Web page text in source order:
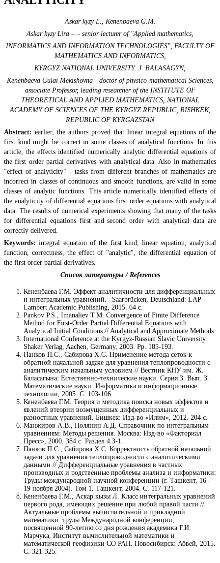
Askar kyzy L., Kenenbaeva G.M.
Askar kyzy Lira – – senior lecturer of "Applied mathematics,
INFORMATICS AND INFORMATION TECHNOLOGIES", FACULTY OF
MATHEMATICS AND INFORMATICS,
KYRGYZ NATIONAL UNIVERSITY. J. BALASAGYN;
Kenenbaeva Gulai Mekishovna - doctor of physico-mathematical Sciences,
associate Professor, leading researcher of the INSTITUTE OF
THEORETICAL AND APPLIED MATHEMATICS, NATIONAL
ACADEMY OF SCIENCES OF THE KYRGYZ REPUBLIC, BISHKEK,
REPUBLIC OF KYRGAZSTAN
Abstract:earlier, the authors proved that linear integral equations of the
first kind might be correct in some classes of analytical functions. In this
article, the effects identified numerically analytic differential equations of
the first order partial derivatives with analytical data. Also in mathematics
"effect of analyticity" - tasks from different branches of mathematics are
incorrect in classes of continuous and smooth functions, are valid in some
classes of analytic functions. This article numerically identified effects of
the analyticity of differential equations first order equations with analytical
data. The results of numerical experiments showing that many of the tasks
for differential equations first and second order with analytical data are
correctly delivered.
Keywords:integral equation of the first kind, linear equation, analytical
function, correctness, the effect of "analytic", the differential equation of
the first order partial derivatives.
Список литературы / References
Кененбаева Г.М. Эффект аналитичности для дифференциальных
и интегральных уравнений.– Saarbrücken, Deutschland: LAP
Lambert Academic Publishing, 2015. 64 c.
Pankov P.S., Imanaliev T.M. Convergence of Finite Difference
Method for First-Order Partial Differential Equations with
Analytical Initial Conditions // Analytical and Approximate Methods:
International Conference at the Kyrgyz-Russian Slavic University.
Shaker Verlag, Aachen, Germany, 2003. Pp. 185-193.
Панков П.С., Сабирова Х.С. Применение метода сеток к
обратной начальной задаче для уравнения теплопроводности с
аналитическим начальным условием // Вестник КНУ им. Ж.
Баласагына: Естественно-технические науки. Серия 3. Вып. 3.
Математические науки. Информатика и информационные
технологии, 2005. С. 103-106.
Кененбаева Г.М. Теория и методика поиска новых эффектов и
явлений втеории возмущенных дифференциальных и
разностных уравнений. Бишкек: Изд-во «Илим», 2012. 204 с.
Манжиров А.В., Полянин А.Д. Справочник по интегральным
уравнениям: Методы решения. Москва: Изд-во «Факториал
Пресс», 2000. 384 с. Раздел 4.3-1.
Панков П.С., Сабирова Х.С. Корректность обратной начальной
задачи для уравнения теплопроводности с аналитическими
данными // Дифференциальные уравнения в частных
производных и родственные проблемы анализа и информатики:
Труды международной научной конференции (г. Ташкент, 16 -
19 ноября 2004). Том 1. Ташкент, 2004. С. 117-121.
Кененбаева Г.М., Аскар кызы Л. Класс интегральных уравнений
первого рода, имеющих решение при любой правой части //
Актуальные проблемы вычислительной и прикладной
математики: труды Международной конференции,
посвященной 90-летию со дня рождения академика Г.И.
Марчука, Институт вычислительной математики и
математической геофизики СО РАН. Новосибирск: Абвей, 2015.
С. 321-325.